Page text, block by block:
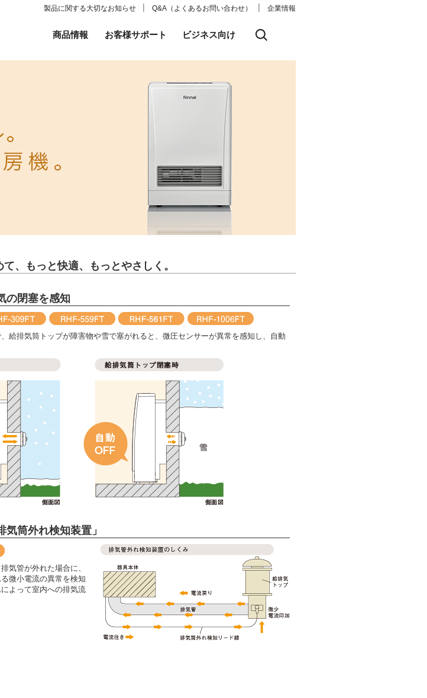
製品に関する大切なお知らせ Q&A（よくあるお問い合わせ） 企業情報
商品情報 お客様サポート ビジネス向け
、もっと快適、もっとやさしく。
の閉塞を感知
、給排気筒トップが障害物や雪で塞がれると、微圧センサーが異常を感知し、自動
筒外れ検知装置」
気管が外れた場合に、
微小電流の異常を検知
よって室内への排気流